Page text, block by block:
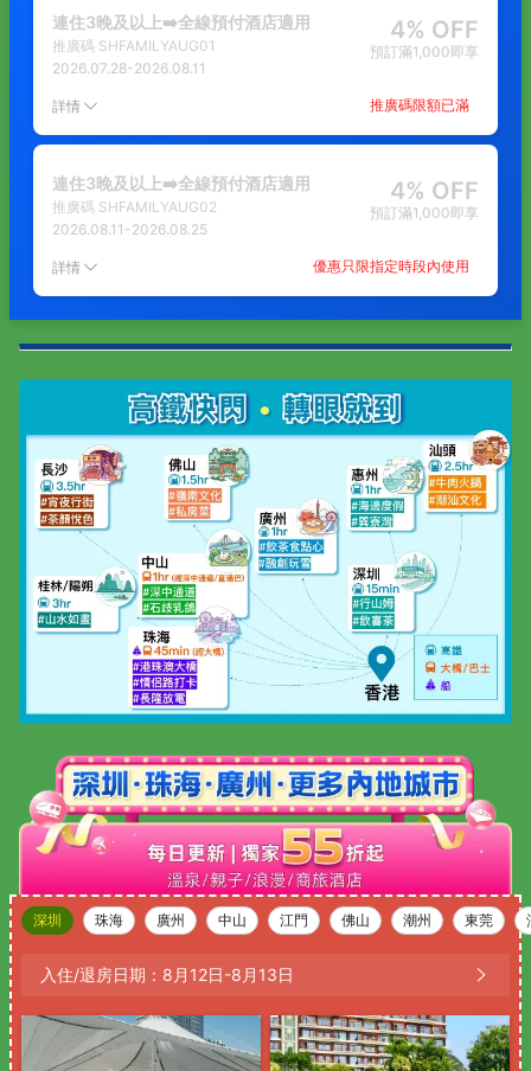
連住3晚及以上➡️全線預付酒店適用
推廣碼 SHFAMILYAUG01
2026.07.28-2026.08.11
4% OFF
預訂滿1,000即享
詳情 推廣碼限額已滿
連住3晚及以上➡️全線預付酒店適用
推廣碼 SHFAMILYAUG02
2026.08.11 -2026.08.25
4% OFF
預訂滿1,000即享
詳情 優惠只限指定時段內使用
深圳 珠海 廣州 中山 江門 佛山 潮州 東莞
入住/退房日期： 8月12日-8月13日